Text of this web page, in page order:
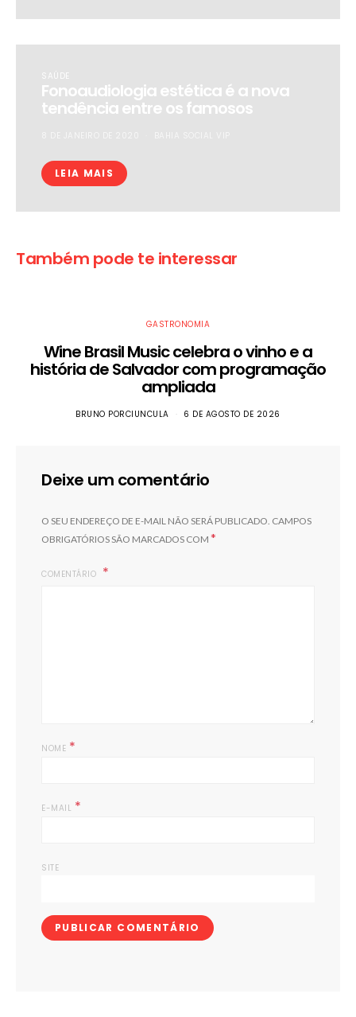
SAÚDE
Fonoaudiologia estética é a nova
tendência entre os famosos
LEIA MAIS
Também pode te interessar
GASTRONOMIA
Wine Brasil Music celebra o vinho e a
história de Salvador com programação
ampliada
BRUNO PORCIUNCULA 6 DE AGOSTO DE 2026
Deixe um comentário
O SEU ENDEREÇO DE E-MAIL NÃO SERÁ PUBLICADO. CAMPOS
OBRIGATÓRIOS SÃO MARCADOS COM *
COMENTÁRIO
NOME *
E-MAIL *
SITE